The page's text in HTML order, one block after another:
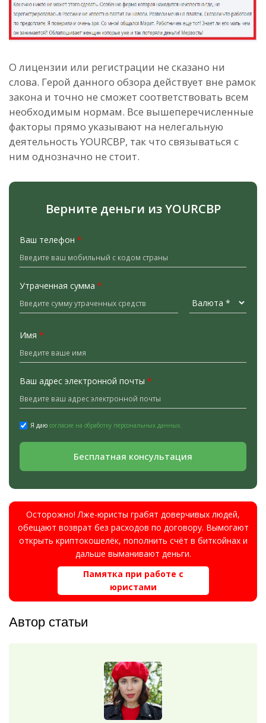
О лицензии или регистрации не сказано ни
слова. Герой данного обзора действует вне рамок
закона и точно не сможет соответствовать всем
необходимым нормам. Все вышеперечисленные
факторы прямо указывают на нелегальную
деятельность YOURCBP, так что связываться с
ним однозначно не стоит.
Верните деньги из YOURCBP
Ваш телефон *
Утраченная сумма *
Имя *
Ваш адрес электронной почты *
Я даю согласие на обработку персональных данных.
Бесплатная консультация
Осторожно! Лже-юристы грабят доверчивых людей,
обещают возврат без расходов по договору. Вымогают
открыть криптокошелёк, пополнить счёт в биткойнах и
дальше выманивают деньги.
Памятка при работе с
юристами
Автор статьи